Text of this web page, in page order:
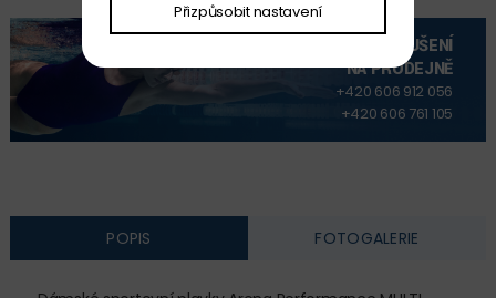
VYZKOUŠENÍ
NA PRODEJNĚ
+420 606 912 056
+420 606 761 105
POPIS FOTOGALERIE
Přizpůsobit nastavení